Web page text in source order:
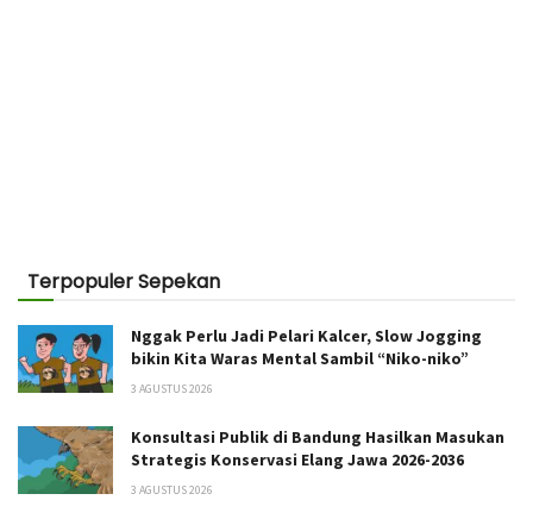
Terpopuler Sepekan
Nggak Perlu Jadi Pelari Kalcer, Slow Jogging
bikin Kita Waras Mental Sambil “Niko-niko”
3 AGUSTUS 2026
Konsultasi Publik di Bandung Hasilkan Masukan
Strategis Konservasi Elang Jawa 2026-2036
3 AGUSTUS 2026